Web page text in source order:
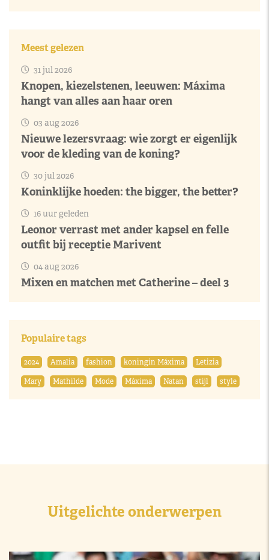
Meest gelezen
31 jul 2026
Knopen, kiezelstenen, leeuwen: Máxima
hangt van alles aan haar oren
03 aug 2026
Nieuwe lezersvraag: wie zorgt er eigenlijk
voor de kleding van de koning?
30 jul 2026
Koninklijke hoeden: the bigger, the better?
16 uur geleden
Leonor verrast met ander kapsel en felle
outfit bij receptie Marivent
04 aug 2026
Mixen en matchen met Catherine – deel 3
Populaire tags
2024 Amalia fashion koningin Máxima
Letizia
Mary
Mathilde Mode Máxima Natan stijl style
Uitgelichte onderwerpen